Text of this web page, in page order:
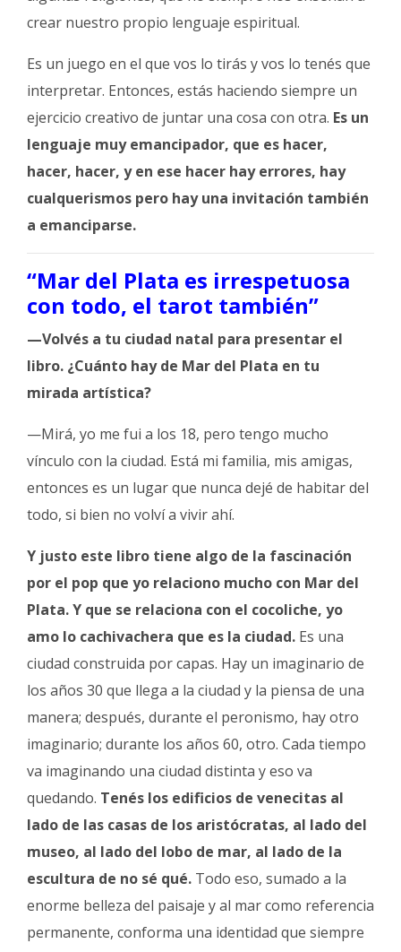
crear nuestro propio lenguaje espiritual.
Es un juego en el que vos lo tirás y vos lo tenés que
interpretar. Entonces, estás haciendo siempre un
ejercicio creativo de juntar una cosa con otra. Es un
lenguaje muy emancipador, que es hacer,
hacer, hacer, y en ese hacer hay errores, hay
cualquerismos pero hay una invitación también
a emanciparse.
“Mar del Plata es irrespetuosa
con todo, el tarot también”
—Volvés a tu ciudad natal para presentar el
libro. ¿Cuánto hay de Mar del Plata en tu
mirada artística?
—Mirá, yo me fui a los 18, pero tengo mucho
vínculo con la ciudad. Está mi familia, mis amigas,
entonces es un lugar que nunca dejé de habitar del
todo, si bien no volví a vivir ahí.
Y justo este libro tiene algo de la fascinación
por el pop que yo relaciono mucho con Mar del
Plata. Y que se relaciona con el cocoliche, yo
amo lo cachivachera que es la ciudad. Es una
ciudad construida por capas. Hay un imaginario de
los años 30 que llega a la ciudad y la piensa de una
manera; después, durante el peronismo, hay otro
imaginario; durante los años 60, otro. Cada tiempo
va imaginando una ciudad distinta y eso va
quedando. Tenés los edificios de venecitas al
lado de las casas de los aristócratas, al lado del
museo, al lado del lobo de mar, al lado de la
escultura de no sé qué. Todo eso, sumado a la
enorme belleza del paisaje y al mar como referencia
permanente, conforma una identidad que siempre